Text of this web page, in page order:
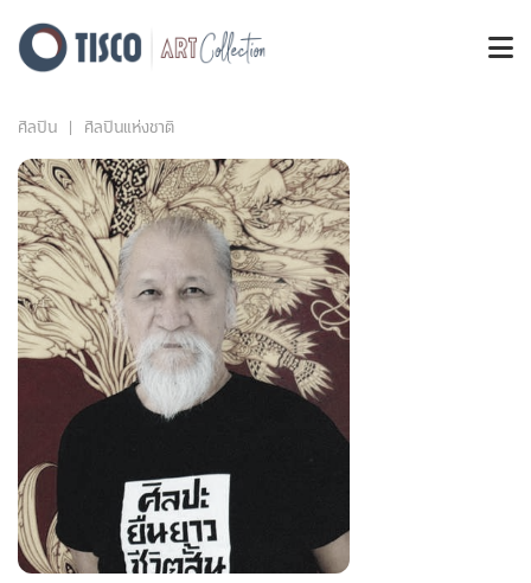
ศิลปิน ศิลปินแห่งชาติ